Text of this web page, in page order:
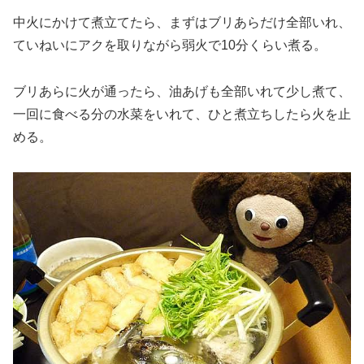
中火にかけて煮立てたら、まずはブリあらだけ全部いれ、
ていねいにアクを取りながら弱火で10分くらい煮る。
ブリあらに火が通ったら、油あげも全部いれて少し煮て、
一回に食べる分の水菜をいれて、ひと煮立ちしたら火を止
める。